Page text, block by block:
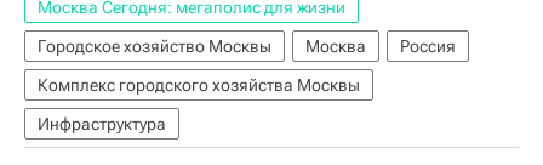
Москва Сегодня: мегаполис для жизни
Городское хозяйство Москвы
Москва
Россия
Комплекс городского хозяйства Москвы
Инфраструктура